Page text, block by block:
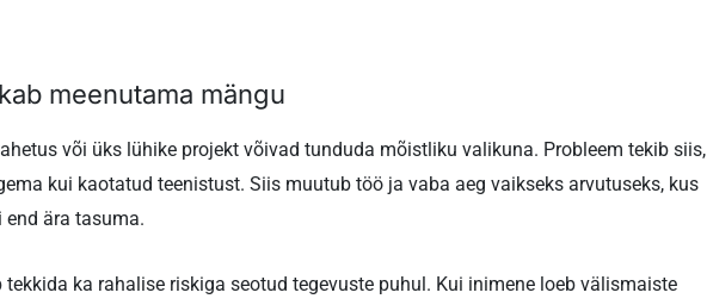
meenutama mängu
või üks lühike projekt võivad tunduda mõistliku valikuna. Probleem tekib siis,
kui kaotatud teenistust. Siis muutub töö ja vaba aeg vaikseks arvutuseks, kus
ära tasuma.
ka rahalise riskiga seotud tegevuste puhul. Kui inimene loeb välismaiste